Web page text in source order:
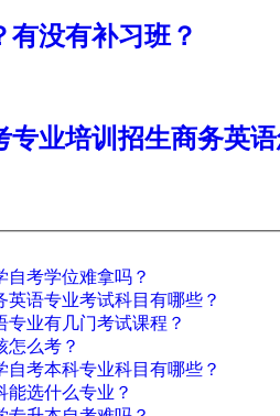
有没有补习班？
业培训招生商务英语
自考学位难拿吗？
英语专业考试科目有哪些？
专业有几门考试课程？
怎么考？
自考本科专业科目有哪些？
能选什么专业？